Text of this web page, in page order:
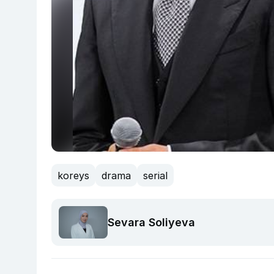
koreys drama serial
Sevara Soliyeva